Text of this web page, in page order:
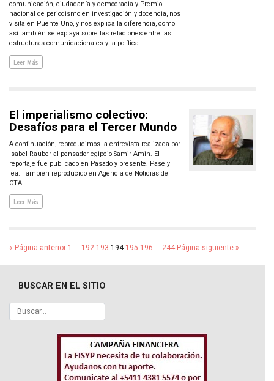
comunicación, ciudadanía y democracia y Premio
nacional de periodismo en investigación y docencia, nos
visita en Puente Uno, y nos explica la diferencia, como
así también se explaya sobre las relaciones entre las
estructuras comunicacionales y la política.
Leer Más
El imperialismo colectivo:
Desafíos para el Tercer Mundo
A continuación, reproducimos la entrevista realizada por
Isabel Rauber al pensador egipcio Samir Amin. El
reportaje fue publicado en Pasado y presente. Pase y
lea. También reproducido en Agencia de Noticias de
CTA.
Leer Más
« Página anterior 1 … 192 193 194 195 196 … 244 Página siguiente »
BUSCAR EN EL SITIO